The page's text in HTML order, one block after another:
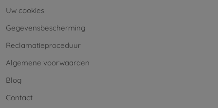
Uw cookies
Gegevensbescherming
Reclamatieproceduur
Algemene voorwaarden
Blog
Contact